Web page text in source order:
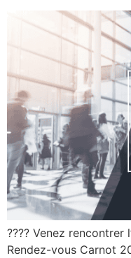
???? Venez
Rendez-vous Carnot